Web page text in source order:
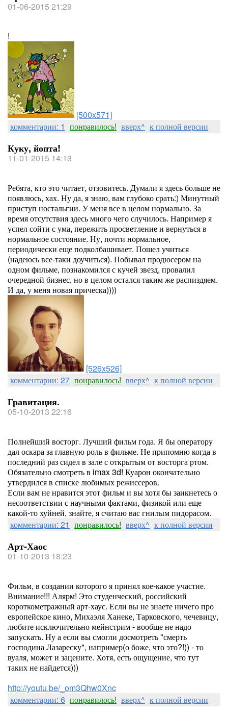
01-06-2015 21:29
!
[500x571]
комментарии: 1 понравилось! вверх^ к полной версии
Куку, йопта!
11-01-2015 14:13
Ребята, кто это читает, отзовитесь. Думали я здесь больше не
появлюсь, хах. Ну да, я знаю, вам глубоко срать:) Минутный
приступ ностальгии. У меня все в целом нормально. За
время отсутствия здесь много чего случилось. Например я
успел сойти с ума, пережить просветление и вернуться в
нормальное состояние. Ну, почти нормальное,
периодически еще подколбашивает. Пошел учиться
(надеюсь все-таки доучиться). Побывал продюсером на
одном фильме, познакомился с кучей звезд, провалил
очередной бизнес, но в целом остался таким же распиздяем.
И да, у меня новая прическа))))
[526x526]
комментарии: 27 понравилось! вверх^ к полной версии
Гравитация.
05-10-2013 22:16
Полнейший восторг. Лучший фильм года. Я бы оператору
дал оскара за главную роль в фильме. Не припомню когда в
последний раз сидел в зале с открытым от восторга ртом.
Обязательно смотреть в imax 3d! Куарон окончательно
утвердился в списке любимых режиссеров.
Если вам не нравится этот фильм и вы хотя бы заикнетесь о
несоответствии с научными фактами, физикой или еще
какой-то хуйней, знайте, я считаю вас гнилым пидорасом.
комментарии: 21 понравилось! вверх^ к полной версии
Арт-Хаос
01-10-2013 18:23
Фильм, в создании которого я принял кое-какое участие.
Внимание!!! Алярм! Это студенческий, российский
короткометражный арт-хаус. Если вы не знаете ничего про
европейское кино, Михаэля Ханеке, Тарковского, чечевицу,
любите исключительно мейнстрим - вообще не надо
запускать. Ну а если вы смогли досмотреть "смерть
господина Лазареску", например(о боже, что это?!)) - то
вуаля, может и зацените. Хотя, есть ощущение, что тут
таких не найдется)))
http://youtu.be/_om3Qhw0Xnc
комментарии: 6 понравилось! вверх^ к полной версии